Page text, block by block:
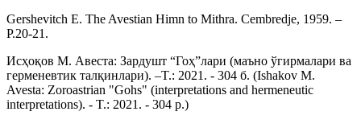
Gershevitch E. The Avestian Himn to Mithra. Cembredje, 1959. –
P.20-21.
Исҳоқов М. Авеста: Зардушт “Гоҳ”лари (маъно ўгирмалари ва
герменевтик талқинлари). –T.: 2021. - 304 б. (Ishakov M.
Avesta: Zoroastrian "Gohs" (interpretations and hermeneutic
interpretations). - T.: 2021. - 304 p.)